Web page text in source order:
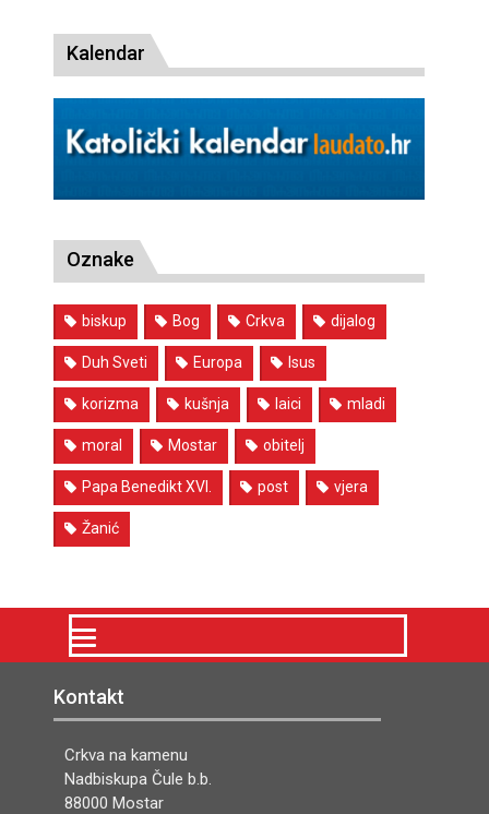
Kalendar
Oznake
biskup Bog Crkva dijalog
Duh Sveti Europa Isus
korizma kušnja laici mladi
moral Mostar obitelj
Papa Benedikt XVI. post vjera
Žanić
Kontakt
Crkva na kamenu
Nadbiskupa Čule b.b.
88000 Mostar